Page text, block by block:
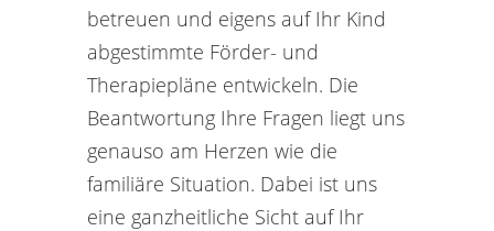
betreuen und eigens auf Ihr Kind
abgestimmte Förder- und
Therapiepläne entwickeln. Die
Beantwortung Ihre Fragen liegt uns
genauso am Herzen wie die
familiäre Situation. Dabei ist uns
eine ganzheitliche Sicht auf Ihr